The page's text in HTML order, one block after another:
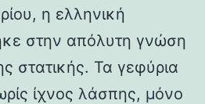
η ελληνική
στην απόλυτη γνώση
στατικής. Τα γεφύρια
ίχνος λάσπης, μόνο